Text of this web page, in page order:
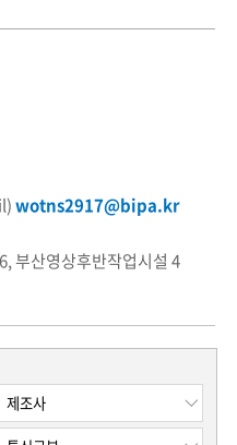
wotns2917@bipa.kr
부산영상후반작업시설 4